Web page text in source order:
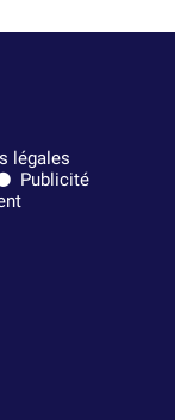
légales
Publicité